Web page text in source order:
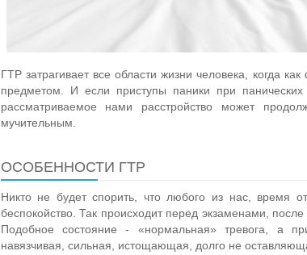
ГТР затрагивает все области жизни человека, когда
предметом. И если приступы паники при
рассматриваемое нами расстройство может
мучительным.
ОСОБЕННОСТИ ГТР
Никто не будет спорить, что любого из нас, время
беспокойство. Так происходит перед экзаменами,
Подобное состояние - «нормальная» тревога, а
навязчивая, сильная, истощающая, долго не